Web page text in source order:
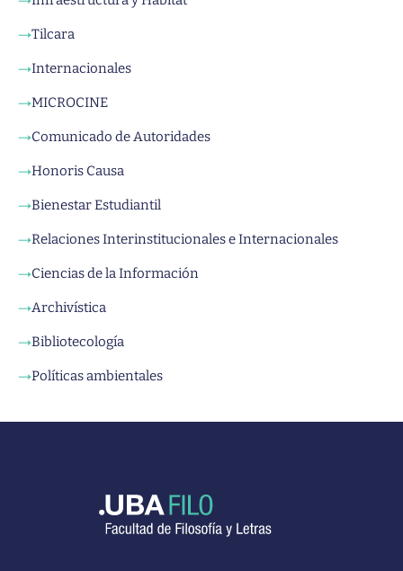
→Tilcara
→Internacionales
→MICROCINE
→Comunicado de Autoridades
→Honoris Causa
→Bienestar Estudiantil
→Relaciones Interinstitucionales e Internacionales
→Ciencias de la Información
→Archivística
→Bibliotecología
→Políticas ambientales